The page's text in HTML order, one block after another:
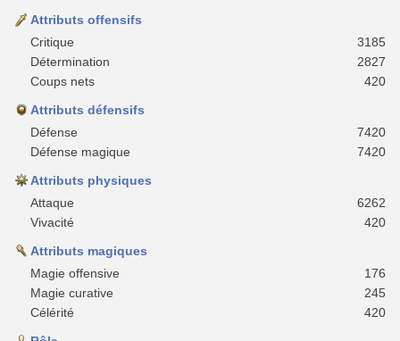
Attributs offensifs
Critique
3185
Détermination
2827
Coups nets
420
Attributs défensifs
Défense
7420
Défense magique
7420
Attributs physiques
Attaque
6262
Vivacité
420
Attributs magiques
Magie offensive
176
Magie curative
245
Célérité
420